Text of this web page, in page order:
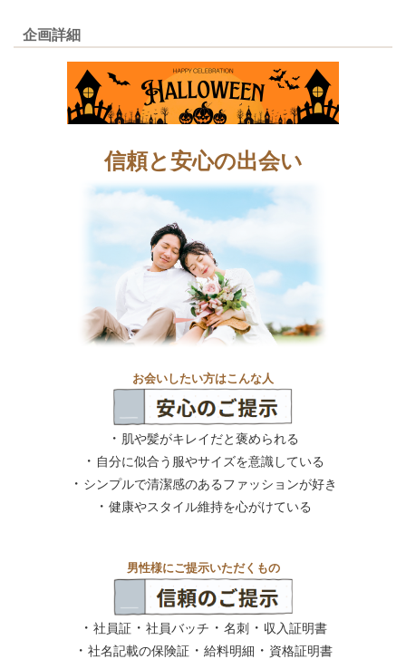
企画詳細
信頼と安心の出会い
お会いしたい方はこんな人
・ 肌や髪がキレイだと褒められる
・ 自分に似合う服やサイズを意識している
・ シンプルで清潔感のあるファッションが好き
・ 健康やスタイル維持を心がけている
男性様にご提示いただくもの
・ 社員証 ・ 社員バッチ ・ 名刺 ・ 収入証明書
・ 社名記載の保険証 ・ 給料明細 ・ 資格証明書